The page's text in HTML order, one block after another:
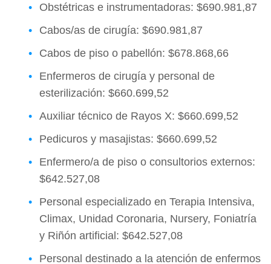
Obstétricas e instrumentadoras: $690.981,87
Cabos/as de cirugía: $690.981,87
Cabos de piso o pabellón: $678.868,66
Enfermeros de cirugía y personal de
esterilización: $660.699,52
Auxiliar técnico de Rayos X: $660.699,52
Pedicuros y masajistas: $660.699,52
Enfermero/a de piso o consultorios externos:
$642.527,08
Personal especializado en Terapia Intensiva,
Climax, Unidad Coronaria, Nursery, Foniatría
y Riñón artificial: $642.527,08
Personal destinado a la atención de enfermos